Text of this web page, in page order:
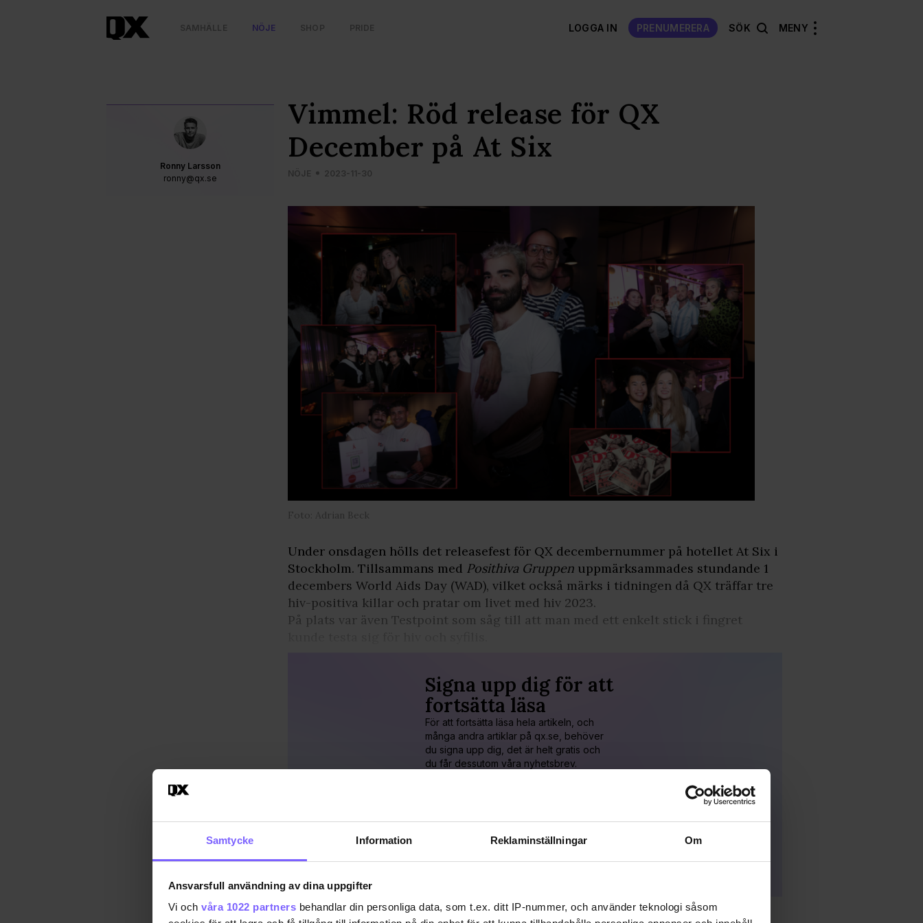
Samtycke Information Reklaminställningar Om
Ansvarsfull användning av dina uppgifter
Vi och våra 1022 partners behandlar din personliga data, som t.ex. ditt IP-nummer, och använder teknologi såsom
SAMHÄLLE NÖJE SHOP PRIDE LOGGA IN PRENUMERERA SÖK MENY
Ronny Larsson
ronny@qx.se
Vimmel: Röd release för QX
December på At Six
NÖJE 2023-11-30
Foto: Adrian Beck
Under onsdagen hölls det releasefest för QX decembernummer på hotellet At Six i
Stockholm. Tillsammans med Posithiva Gruppen uppmärksammades stundande 1
decembers World Aids Day (WAD), vilket också märks i tidningen då QX träffar tre
hiv-positiva killar och pratar om livet med hiv 2023.
På plats var även Testpoint som såg till att man med ett enkelt stick i fingret
Signa upp dig för att
fortsätta läsa
För att fortsätta läsa hela artikeln, och
många andra artiklar på qx.se, behöver
du signa upp dig, det är helt gratis och
du får dessutom våra nyhetsbrev.
Redan prenumerant?
LOGGA IN HÄR!